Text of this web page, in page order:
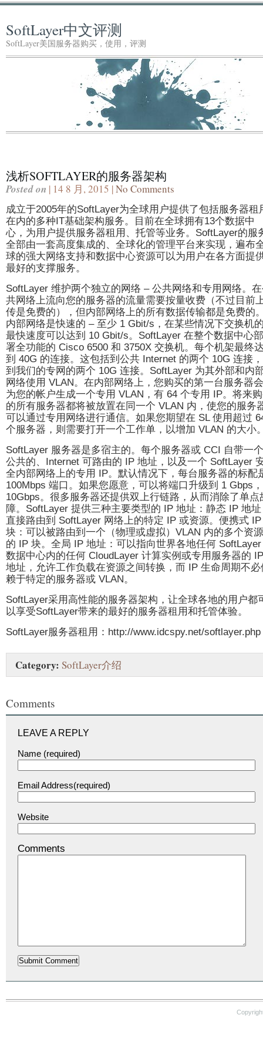
SoftLayer中文评测
SoftLayer美国服务器购买，使用，评测
浅析SOFTLAYER的服务器架构
Posted on | 14 8 月, 2015 |No Comments
成立于2005年的SoftLayer为全球用户提供了包括服务器租
在内的多种IT基础架构服务。目前在全球拥有13个数据中
心，为用户提供服务器租用、托管等业务。SoftLayer的服
全部由一套高度集成的、全球化的管理平台来实现，遍布
球的强大网络支持和数据中心资源可以为用户在各方面提
最好的支撑服务。
SoftLayer 维护两个独立的网络 – 公共网络和专用网络。
共网络上流向您的服务器的流量需要按量收费（不过目前
传是免费的），但内部网络上的所有数据传输都是免费的
内部网络是快速的 – 至少 1 Gbit/s，在某些情况下交换机
最快速度可以达到 10 Gbit/s。SoftLayer 在整个数据中心部
署全功能的 Cisco 6500 和 3750X 交换机。每个机架最终
到 40G 的连接。这包括到公共 Internet 的两个 10G 连接
到我们的专网的两个 10G 连接。SoftLayer 为其外部和内
网络使用 VLAN。在内部网络上，您购买的第一台服务器会
为您的帐户生成一个专用 VLAN，有 64 个专用 IP。将来
的所有服务器都将被放置在同一个 VLAN 内，使您的服务
可以通过专用网络进行通信。如果您期望在 SL 使用超过
个服务器，则需要打开一个工作单，以增加 VLAN 的大小
SoftLayer 服务器是多宿主的。每个服务器或 CCI 自带一个
公共的、Internet 可路由的 IP 地址，以及一个 SoftLayer
全内部网络上的专用 IP。默认情况下，每台服务器的标配
100Mbps 端口。如果您愿意，可以将端口升级到 1 Gbps
10Gbps。很多服务器还提供双上行链路，从而消除了单点
障。SoftLayer 提供三种主要类型的 IP 地址：静态 IP 地
直接路由到 SoftLayer 网络上的特定 IP 或资源。便携式 IP
块：可以被路由到一个（物理或虚拟）VLAN 内的多个资源
的 IP 块。全局 IP 地址：可以指向世界各地任何 SoftLayer
数据中心内的任何 CloudLayer 计算实例或专用服务器的 IP
地址，允许工作负载在资源之间转换，而 IP 生命周期不必
赖于特定的服务器或 VLAN。
SoftLayer采用高性能的服务器架构，让全球各地的用户都
以享受SoftLayer带来的最好的服务器租用和托管体验。
SoftLayer服务器租用：http://www.idcspy.net/softlayer.php
Category: SoftLayer介绍
Comments
LEAVE A REPLY
Name (required)
Email Address(required)
Website
Comments